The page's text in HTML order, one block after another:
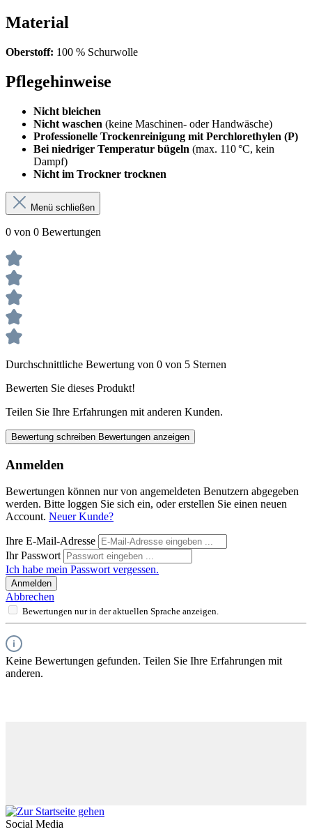
Material
Oberstoff: 100 % Schurwolle
Pflegehinweise
Nicht bleichen
Nicht waschen (keine Maschinen- oder Handwäsche)
Professionelle Trockenreinigung mit Perchlorethylen (P)
Bei niedriger Temperatur bügeln (max. 110 °C, kein
Dampf)
Nicht im Trockner trocknen
Menü schließen
0 von 0 Bewertungen
Durchschnittliche Bewertung von 0 von 5 Sternen
Bewerten Sie dieses Produkt!
Teilen Sie Ihre Erfahrungen mit anderen Kunden.
Bewertung schreiben Bewertungen anzeigen
Anmelden
Bewertungen können nur von angemeldeten Benutzern abgegeben
werden. Bitte loggen Sie sich ein, oder erstellen Sie einen neuen
Account. Neuer Kunde?
Ihre E-Mail-Adresse
Ihr Passwort
Ich habe mein Passwort vergessen.
Anmelden
Abbrechen
Bewertungen nur in der aktuellen Sprache anzeigen.
Keine Bewertungen gefunden. Teilen Sie Ihre Erfahrungen mit
anderen.
Social Media